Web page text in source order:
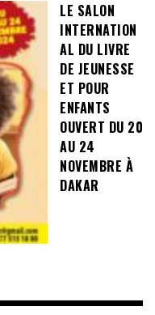
LE SALON
INTERNATION
AL DU LIVRE
DE JEUNESSE
ET POUR
ENFANTS
OUVERT DU 20
AU 24
NOVEMBRE À
DAKAR